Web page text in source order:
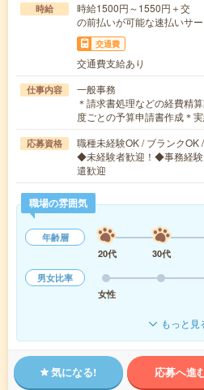
時給
時給1500円～1550円＋交
の前払いが可能な速払いサ
交通費
交通費支給あり
仕事内容
一般事務
＊請求書処理などの経費精
度ごとの予算申請書作成＊
応募資格
職種未経験OK / ブランクOK
◆未経験者歓迎！◆事務経
遣歓迎
職場の雰囲気
年齢層
20代
30代
男女比率
女性
もっと見
気になる! 応募へ進